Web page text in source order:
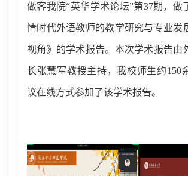
做客我院“英华学术论坛”第37期， 做
情时代外语教师的教学研究与专业发
视角》的学术报告。本次学术报告由
长张慧军教授主持，我校师生约150
议在线方式参加了该学术报告。